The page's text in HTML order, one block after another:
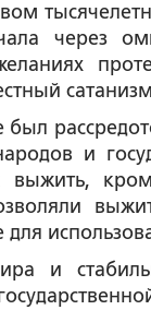
через
и
выжить,
и